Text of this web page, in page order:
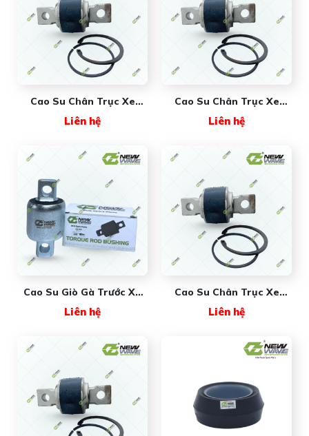
Cao Su Chân Trục Xe
New Wave
Liên hệ
Cao Su Chân Trục Xe
New Wave
Liên hệ
Cao Su Giò Gà Trước Xe
NW5759015 New Wave
Liên hệ
Cao Su Chân Trục Xe
New Wave
Liên hệ